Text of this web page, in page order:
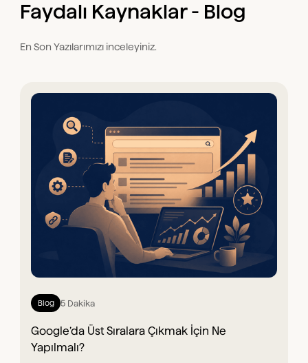
Faydalı Kaynaklar - Blog
En Son Yazılarımızı inceleyiniz.
Blog 5 Dakika
Google’da Üst Sıralara Çıkmak İçin Ne
Yapılmalı?